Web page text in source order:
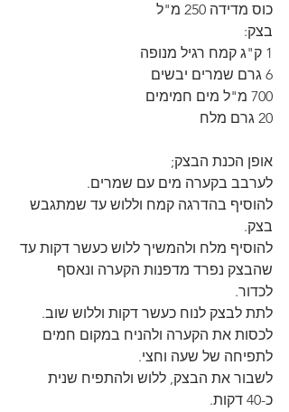
כוס מדידה 250 מ"ל
בצק:
1 ק"ג קמח רגיל מנופה
6 גרם שמרים יבשים
700 מ"ל מים חמימים
20 גרם מלח
אופן הכנת הבצק;
לערבב בקערה מים עם שמרים.
להוסיף בהדרגה קמח וללוש עד שמתגבש
בצק.
להוסיף מלח ולהמשיך ללוש כעשר דקות עד
שהבצק נפרד מדפנות הקערה ונאסף
לכדור.
לתת לבצק לנוח כעשר דקות וללוש שוב.
לכסות את הקערה ולהניח במקום חמים
לתפיחה של שעה וחצי.
לשבור את הבצק, ללוש ולהתפיח שנית
כ-40 דקות.